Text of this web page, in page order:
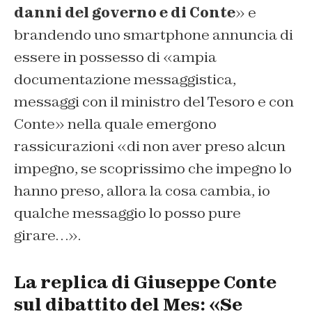
danni del governo e di Conte» e
brandendo uno smartphone annuncia di
essere in possesso di «ampia
documentazione messaggistica,
messaggi con il ministro del Tesoro e con
Conte» nella quale emergono
rassicurazioni «di non aver preso alcun
impegno, se scoprissimo che impegno lo
hanno preso, allora la cosa cambia, io
qualche messaggio lo posso pure
girare…».
La replica di Giuseppe Conte
sul dibattito del Mes: «Se